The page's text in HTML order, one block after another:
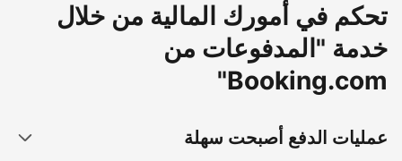
تحكم في أمورك المالية من خلال
خدمة "المدفوعات من
Booking.com"
عمليات الدفع أصبحت سهلة